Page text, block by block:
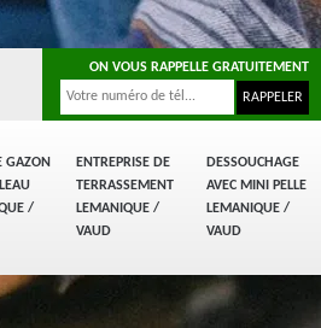
GAZON
/
ENTREPRISE DE
TERRASSEMENT
LEMANIQUE /
VAUD
DESSOUCHAGE
AVEC MINI PELLE
LEMANIQUE /
VAUD
ON VOUS RAPPELLE GRATUITEMENT